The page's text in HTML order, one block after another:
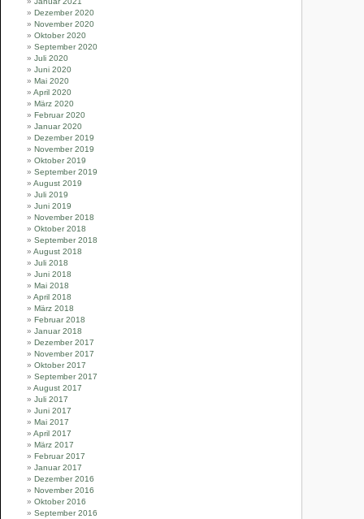
Dezember 2020
November 2020
Oktober 2020
September 2020
Juli 2020
Juni 2020
Mai 2020
April 2020
März 2020
Februar 2020
Januar 2020
Dezember 2019
November 2019
Oktober 2019
September 2019
August 2019
Juli 2019
Juni 2019
November 2018
Oktober 2018
September 2018
August 2018
Juli 2018
Juni 2018
Mai 2018
April 2018
März 2018
Februar 2018
Januar 2018
Dezember 2017
November 2017
Oktober 2017
September 2017
August 2017
Juli 2017
Juni 2017
Mai 2017
April 2017
März 2017
Februar 2017
Januar 2017
Dezember 2016
November 2016
Oktober 2016
September 2016